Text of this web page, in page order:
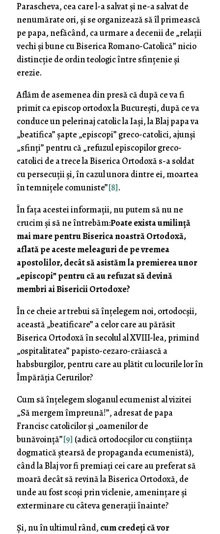
Parascheva, cea care l-a salvat și ne-a salvat de
nenumărate ori, și se organizează să îl primească
pe papa, nefăcând, ca urmare a decenii de „relații
vechi și bune cu Biserica Romano-Catolică” nicio
distincție de ordin teologic între sfințenie și
erezie.
Aflăm de asemenea din presă că după ce va fi
primit ca episcop ortodox la București, după ce va
conduce un pelerinaj catolic la Iași, la Blaj papa va
„beatifica” șapte „episcopi” greco-catolici, ajunși
„sfinți” pentru că „refuzul episcopilor greco-
catolici de a trece la Biserica Ortodoxă s-a soldat
cu persecuţii şi, în cazul unora dintre ei, moartea
în temniţele comuniste”[8].
În fața acestei informații, nu putem să nu ne
crucim și să ne întrebăm:Poate exista umilință
mai mare pentru Biserica noastră Ortodoxă,
aflată pe aceste meleaguri de pe vremea
apostolilor, decât să asistăm la premierea unor
„episcopi” pentru că au refuzat să devină
membri ai Bisericii Ortodoxe?
În ce cheie ar trebui să înțelegem noi, ortodocșii,
această „beatificare” a celor care au părăsit
Biserica Ortodoxă în secolul al XVIII-lea, primind
„ospitalitatea” papisto-cezaro-crăiască a
habsburgilor, pentru care au plătit cu locurile lor în
Împărăția Cerurilor?
Cum să înțelegem sloganul ecumenist al vizitei
„Să mergem împreună!”, adresat de papa
Francisc catolicilor și „oamenilor de
bunăvoință”[9] (adică ortodocșilor cu conștiința
dogmatică ștearsă de propaganda ecumenistă),
când la Blaj vor fi premiați cei care au preferat să
moară decât să revină la Biserica Ortodoxă, de
unde au fost scoși prin viclenie, amenințare și
exterminare cu câteva generații înainte?
Și, nu în ultimul rând, cum credeți că vor